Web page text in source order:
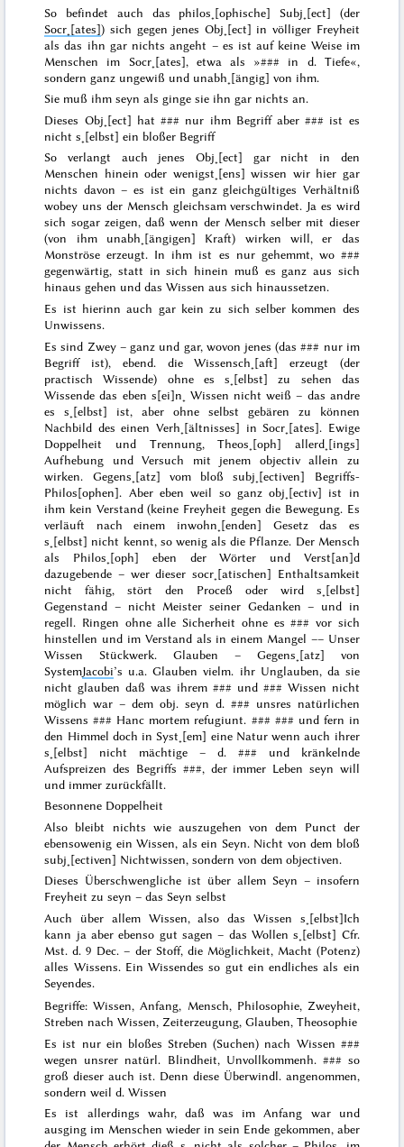
So befindet auch das philos˖[ophische] Subj˖[ect] (der
Socr˖[ates]) sich gegen jenes Obj˖[ect] in völliger Freyheit
als das ihn gar nichts angeht – es ist auf keine Weise im
Menschen im Socr˖[ates], etwa als »### in d. Tiefe«,
sondern ganz ungewiß und unabh˖[ängig] von ihm.
Sie muß ihm seyn als ginge sie ihn gar nichts an.
Dieses Obj˖[ect] hat### nur ihm Begriff aber### ist es
nicht s˖[elbst] ein bloßer Begriff
So verlangt auch jenes Obj˖[ect] gar nicht in den
Menschen hinein oder wenigst˖[ens] wissen wir hier gar
nichts davon – es ist ein ganz gleichgültiges Verhältniß
wobey uns der Mensch gleichsam verschwindet. Ja es wird
sich sogar zeigen, daß wenn der Mensch selber mit dieser
(von ihm unabh˖[ängigen] Kraft) wirken will, er das
Monströse erzeugt. In ihm ist es nur gehemmt, wo ###
gegenwärtig, statt in sich hinein muß es ganz aus sich
hinaus gehen und das Wissen aus sich hinaussetzen.
Es ist hierinn auch gar kein zu sich selber kommen des
Unwissens.
Es sind Zwey– ganz und gar, wovon jenes (das### nur im
Begriff ist), ebend. die Wissensch˖[aft] erzeugt (der
practisch Wissende) ohne es s˖[elbst] zu sehen das
Wissende das eben s[ei]n˖ Wissen nicht weiß – das andre
es s˖[elbst] ist, aber ohne selbst gebären zu können
Nachbild des einen Verh˖[ältnisses] in Socr˖[ates]. Ewige
Doppelheit und Trennung, Theos˖[oph] allerd˖[ings]
Aufhebung und Versuch mit jenem objectiv allein zu
wirken. Gegens˖[atz] vom bloß subj˖[ectiven] Begriffs-
Philos[ophen]. Aber eben weil so ganz obj˖[ectiv] ist in
ihm kein Verstand (keine Freyheit gegen die Bewegung. Es
verläuft nach einem inwohn˖[enden] Gesetz das es
s˖[elbst] nicht kennt, so wenig als die Pflanze. Der Mensch
als Philos˖[oph] eben der Wörter und Verst[an]d
dazugebende – wer dieser socr˖[atischen] Enthaltsamkeit
nicht fähig, stört den Proceß oder wird s˖[elbst]
Gegenstand – nicht Meister seiner Gedanken – und in
regell. Ringen ohne alle Sicherheit ohne es### vor sich
hinstellen und im Verstand als in einem Mangel –– Unser
Wissen Stückwerk. Glauben – Gegens˖[atz] von
SystemJacobi’s u.a. Glauben vielm. ihr Unglauben, da sie
nicht glauben daß was ihrem ###und ###Wissen nicht
möglich war – dem obj. seyn d. ###unsres natürlichen
Wissens### Hanc mortem refugiunt. ### ###und fern in
den Himmel doch in Syst˖[em] eine Natur wenn auch ihrer
s˖[elbst] nicht mächtige – d. ### und kränkelnde
Aufspreizen des Begriffs ###, der immer Leben seyn will
und immer zurückfällt.
Besonnene Doppelheit
Also bleibt nichts wie auszugehen von dem Punct der
ebensowenig ein Wissen, als ein Seyn. Nicht von dem bloß
subj˖[ectiven] Nichtwissen, sondern von dem objectiven.
Dieses Überschwengliche ist über allem Seyn – insofern
Freyheit zu seyn – das Seyn selbst
Auch über allemWissen, also das Wissen s˖[elbst]Ich
kann ja aber ebenso gut sagen – das Wollen s˖[elbst] Cfr.
Mst. d. 9 Dec. – der Stoff, die Möglichkeit, Macht (Potenz)
alles Wissens. Ein Wissendes so gut ein endliches als ein
Seyendes.
Begriffe: Wissen, Anfang, Mensch, Philosophie, Zweyheit,
Streben nach Wissen, Zeiterzeugung, Glauben, Theosophie
Es ist nur ein bloßes Streben (Suchen) nach Wissen ###
wegen unsrer natürl. Blindheit, Unvollkommenh. ###so
groß dieser auch ist. Denn diese Überwindl. angenommen,
sondern weil d. Wissen
Es ist allerdings wahr, daß was im Anfang war und
ausging im Menschen wieder in sein Ende gekommen, aber